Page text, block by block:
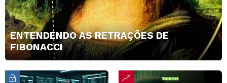
ENTENDENDO AS RETRAÇÕES DE
FIBONACCI